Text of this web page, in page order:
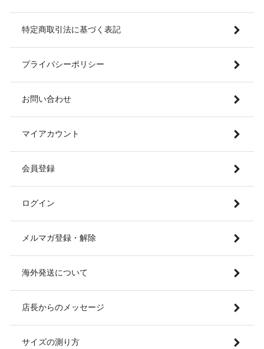
特定商取引法に基づく表記
プライバシーポリシー
お問い合わせ
マイアカウント
会員登録
ログイン
メルマガ登録・解除
海外発送について
店長からのメッセージ
サイズの測り方